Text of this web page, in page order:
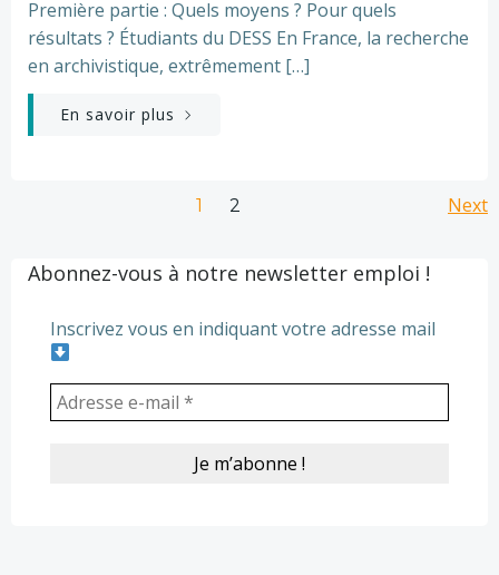
Première partie : Quels moyens ? Pour quels
résultats ? Étudiants du DESS En France, la recherche
en archivistique, extrêmement […]
En savoir plus
navigation
Page
1 Page
2 Next
Abonnez-vous à notre newsletter emploi !
Inscrivez vous en indiquant votre adresse mail